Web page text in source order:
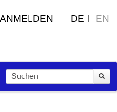
ANMELDEN DE EN